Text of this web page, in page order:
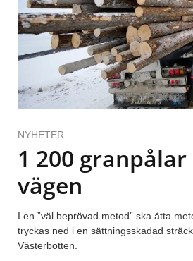
NYHETER
1 200
vägen
I en ”väl beprövad metod” ska åtta
tryckas ned i en sättningsskadad
Västerbotten.